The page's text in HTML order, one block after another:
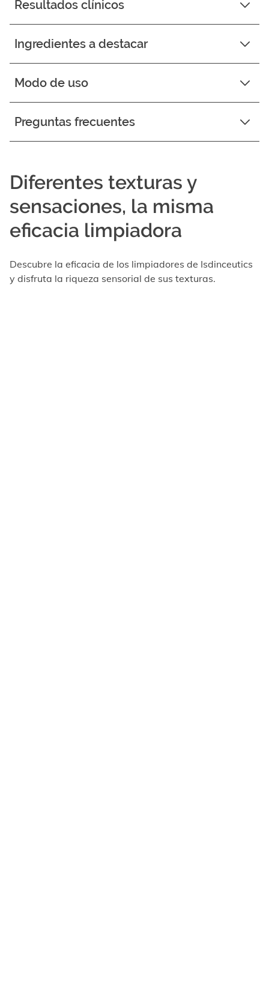
Resultados clínicos
Ingredientes a destacar
Modo de uso
Preguntas frecuentes
Diferentes texturas y
sensaciones, la misma
eficacia limpiadora
Descubre la eficacia de los limpiadores de Isdinceutics
y disfruta la riqueza sensorial de sus texturas.